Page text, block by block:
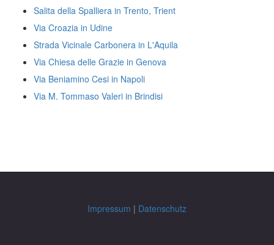
Salita della Spalliera in Trento, Trient
Via Croazia in Udine
Strada Vicinale Carbonera in L'Aquila
Via Chiesa delle Grazie in Genova
Via Beniamino Cesi in Napoli
Via M. Tommaso Valeri in Brindisi
Impressum | Datenschutz